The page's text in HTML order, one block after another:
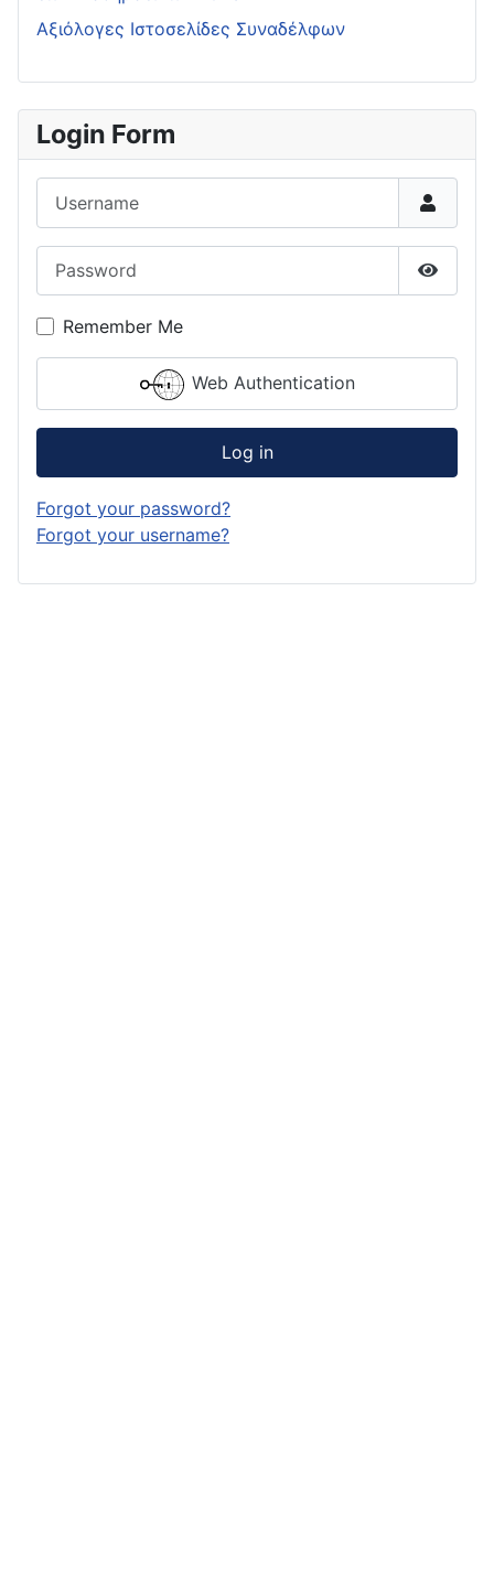
Αξιόλογες Ιστοσελίδες Συναδέλφων
Login Form
Show
Remember Me
Web Authentication
Log in
Forgot your password?
Forgot your username?